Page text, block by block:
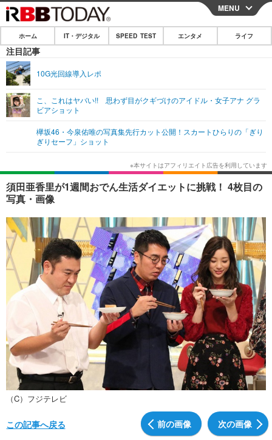
CLOSE
ホーム
IT・デジタル
ネタ
ショッピング その他
SPEED TEST
エンタメ
エンタメTOP
韓国・芸能
音楽 スポーツ
ショッピング その他
ライフ
ライフTOP グルメ
ペット ショッピング
その他
リリース一覧
プッシュ通知の停止方法
MENU
ホーム IT・デジタル SPEED TEST エンタメ ライフ
注目記事
10G光回線導入レポ
こ、これはヤバい!! 思わず目がクギづけのアイドル・女子アナ グラ
ビアショット
欅坂46・今泉佑唯の写真集先行カット公開！スカートひらりの「ぎり
ぎりセーフ」ショット
須田亜香里が1週間おでん生活ダイエットに挑戦！ 4枚目の
写真・画像
（C）フジテレビ
前の画像 次の画像
この記事へ戻る